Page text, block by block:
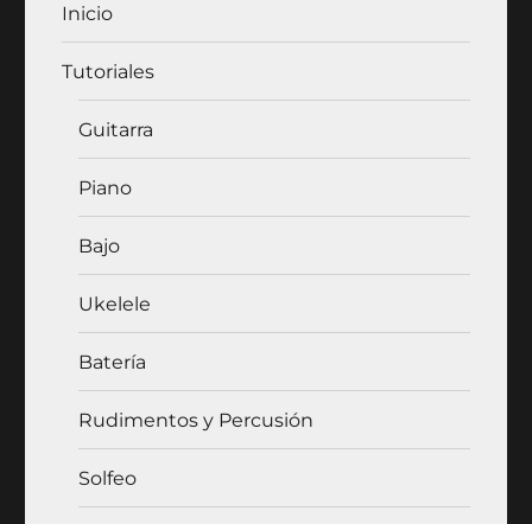
Inicio
Tutoriales
Guitarra
Piano
Bajo
Ukelele
Batería
Rudimentos y Percusión
Solfeo